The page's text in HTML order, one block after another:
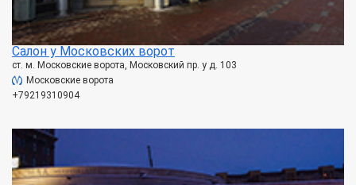
Салон у Московских ворот
ст. м. Московские ворота, Московский пр. у д. 103
Московские ворота
+79219310904